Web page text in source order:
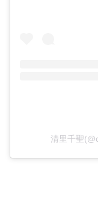
清里千聖